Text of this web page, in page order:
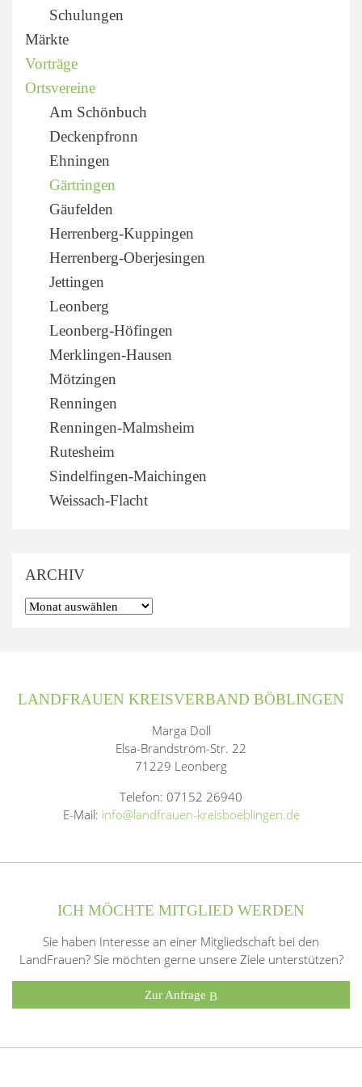
Schulungen
Märkte
Vorträge
Ortsvereine
Am Schönbuch
Deckenpfronn
Ehningen
Gärtringen
Gäufelden
Herrenberg-Kuppingen
Herrenberg-Oberjesingen
Jettingen
Leonberg
Leonberg-Höfingen
Merklingen-Hausen
Mötzingen
Renningen
Renningen-Malmsheim
Rutesheim
Sindelfingen-Maichingen
Weissach-Flacht
ARCHIV
LANDFRAUEN KREISVERBAND BÖBLINGEN
Marga Doll
Elsa-Brandström-Str. 22
71229 Leonberg
Telefon: 07152 26940
E-Mail: info@landfrauen-kreisboeblingen.de
ICH MÖCHTE MITGLIED WERDEN
Sie haben Interesse an einer Mitgliedschaft bei den
LandFrauen? Sie möchten gerne unsere Ziele unterstützen?
Zur Anfrage